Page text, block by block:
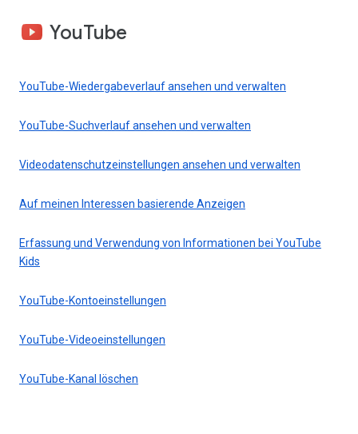
YouTube
YouTube-Wiedergabeverlauf ansehen und verwalten
YouTube-Suchverlauf ansehen und verwalten
Videodatenschutzeinstellungen ansehen und verwalten
Auf meinen Interessen basierende Anzeigen
Erfassung und Verwendung von Informationen bei YouTube
Kids
YouTube-Kontoeinstellungen
YouTube-Videoeinstellungen
YouTube-Kanal löschen